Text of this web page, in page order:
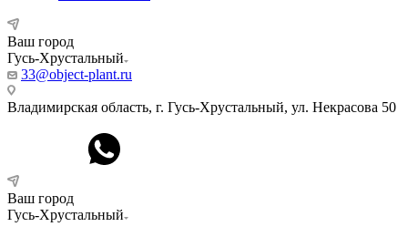
Ваш город
Гусь-Хрустальный
33@object-plant.ru
Владимирская область, г. Гусь-Хрустальный, ул. Некрасова 50
Ваш город
Гусь-Хрустальный